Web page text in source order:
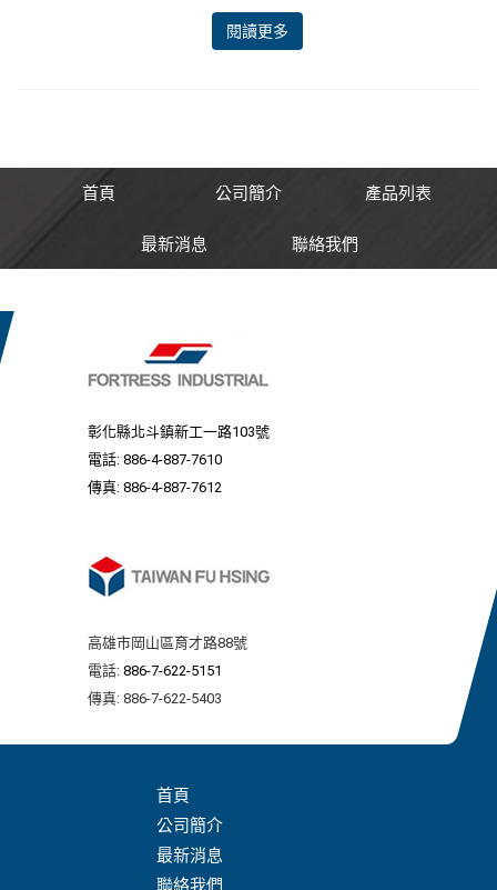
閱讀更多
首頁 公司簡介 產品列表
最新消息 聯絡我們
彰化縣北斗鎮新工一路103號
電話: 886-4-887-7610
傳真: 886-4-887-7612
高雄市岡山區育才路88號
電話: 886-7-622-5151
傳真: 886-7-622-5403
首頁
公司簡介
最新消息
聯絡我們